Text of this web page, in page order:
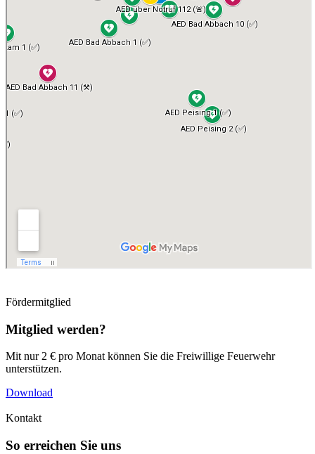
Fördermitglied
Mitglied werden?
Mit nur 2 € pro Monat können Sie die Freiwillige Feuerwehr
unterstützen.
Download
Kontakt
So erreichen Sie uns